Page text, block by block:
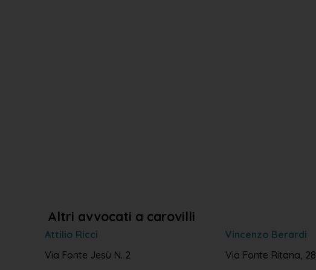
Altri avvocati a carovilli
Attilio Ricci
Via Fonte Jesù N. 2
Vincenzo Berardi
Via Fonte Ritana, 28